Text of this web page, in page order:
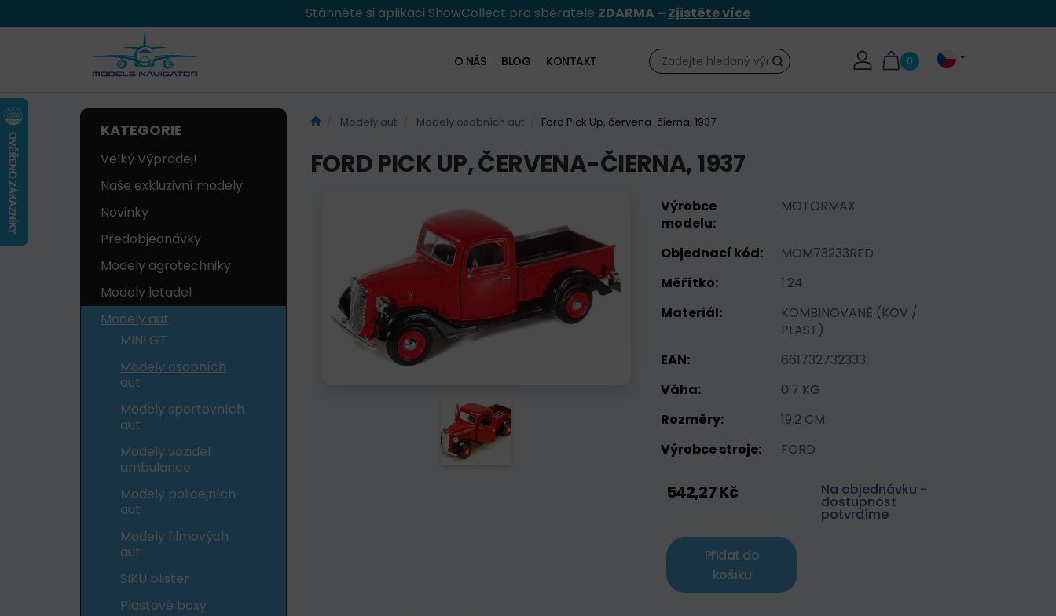
Stáhněte si aplikaci ShowCollect pro sběratele ZDARMA – Zjistěte více
0
Hledat
O NÁS BLOG KONTAKT
KATEGORIE
Velký Výprodej!
Naše exkluzivní modely
Novinky
Předobjednávky
Modely agrotechniky
Modely letadel
Modely aut
MINI GT
Modely osobních
aut
Modely sportovních
aut
Modely vozidel
ambulance
Modely policejních
aut
Modely filmových
aut
SIKU blister
Plastové boxy
Modely aut Modely osobních aut Ford Pick Up, červena-čierna, 1937
FORD PICK UP, ČERVENA-ČIERNA, 1937
Výrobce
modelu:
MOTORMAX
Objednací kód:
MOM73233RED
Měřítko:
1:24
Materiál:
KOMBINOVANĚ (KOV /
PLAST)
EAN:
661732732333
Váha:
0.7 KG
Rozměry:
19.2 CM
Výrobce stroje:
FORD
542,27 Kč Na objednávku -
dostupnost
potvrdíme
Přidat do
košíku